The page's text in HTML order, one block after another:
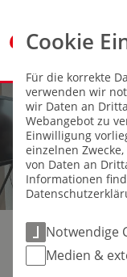
Cookie
Für die korrekte
verwenden wir
wir Daten an
Webangebot zu
Einwilligung
einzelnen
von Daten an
Informationen
Notwendige
Medien &